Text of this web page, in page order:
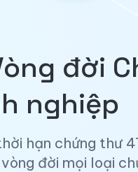
đời
nghiệp
hạn chứng thư
đời mọi loại